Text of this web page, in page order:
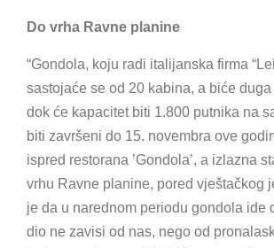
Do vrha Ravne planine
“Gondola, koju radi italijanska firma
sastojaće se od 20 kabina, a biće duga
dok će kapacitet biti 1.800 putnika na
biti završeni do 15. novembra ove
ispred restorana ’Gondola’, a izlazna
vrhu Ravne planine, pored vještačkog
je da u narednom periodu gondola ide
dio ne zavisi od nas, nego od